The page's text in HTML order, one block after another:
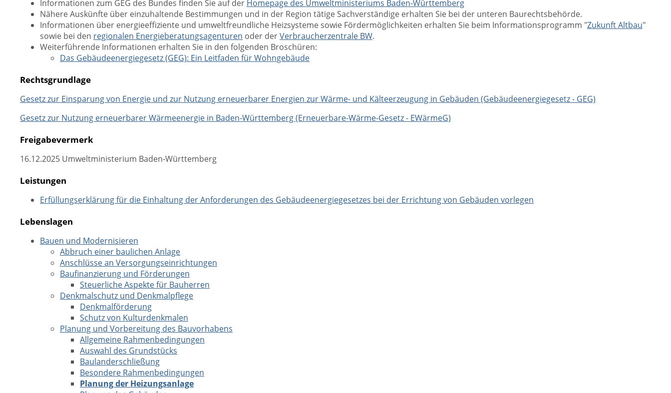
Informationen zum GEG des Bundes finden Sie auf der Homepage des Umweltministeriums Baden-Württemberg
Nähere Auskünfte über einzuhaltende Bestimmungen und in der Region tätige Sachverständige erhalten Sie bei der unteren Baurechtsbehörde.
Informationen über energieeffiziente und umweltfreundliche Heizsysteme sowie Fördermöglichkeiten erhalten Sie beim Informationsprogramm "Zukunft Altbau"
sowie bei den regionalen Energieberatungsagenturen oder derVerbraucherzentrale BW.
Weiterführende Informationen erhalten Sie in den folgenden Broschüren:
Das Gebäudeenergiegesetz (GEG): Ein Leitfaden für Wohngebäude
Rechtsgrundlage
Gesetz zur Einsparung von Energie und zur Nutzung erneuerbarer Energien zur Wärme- und Kälteerzeugung in Gebäuden (Gebäudeenergiegesetz - GEG)
Gesetz zur Nutzung erneuerbarer Wärmeenergie in Baden-Württemberg (Erneuerbare-Wärme-Gesetz - EWärmeG)
Freigabevermerk
16.12.2025 Umweltministerium Baden-Württemberg
Leistungen
Erfüllungserklärung für die Einhaltung der Anforderungen des Gebäudeenergiegesetzes bei der Errichtung von Gebäuden vorlegen
Lebenslagen
Bauen und Modernisieren
Abbruch einer baulichen Anlage
Anschlüsse an Versorgungseinrichtungen
Baufinanzierung und Förderungen
Steuerliche Aspekte für Bauherren
Denkmalschutz und Denkmalpflege
Denkmalförderung
Schutz von Kulturdenkmalen
Planung und Vorbereitung des Bauvorhabens
Allgemeine Rahmenbedingungen
Auswahl des Grundstücks
Baulanderschließung
Besondere Rahmenbedingungen
Planung der Heizungsanlage